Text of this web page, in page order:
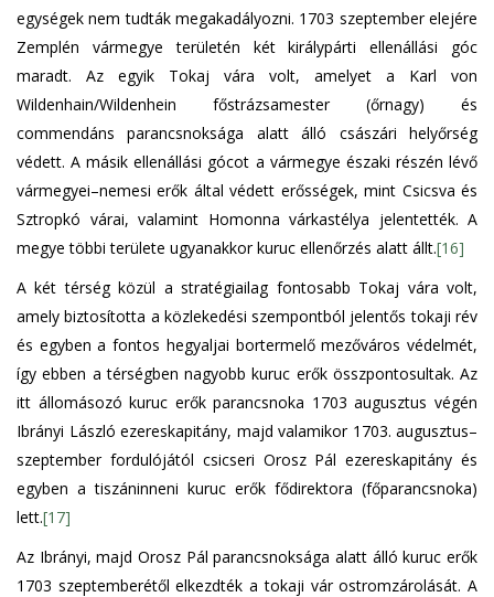
egységek nem tudták megakadályozni. 1703 szeptember elejére
Zemplén vármegye területén két királypárti ellenállási góc
maradt. Az egyik Tokaj vára volt, amelyet a Karl von
Wildenhain/Wildenhein főstrázsamester (őrnagy) és
commendáns parancsnoksága alatt álló császári helyőrség
védett. A másik ellenállási gócot a vármegye északi részén lévő
vármegyei–nemesi erők által védett erősségek, mint Csicsva és
Sztropkó várai, valamint Homonna várkastélya jelentették. A
megye többi területe ugyanakkor kuruc ellenőrzés alatt állt.[16]
A két térség közül a stratégiailag fontosabb Tokaj vára volt,
amely biztosította a közlekedési szempontból jelentős tokaji rév
és egyben a fontos hegyaljai bortermelő mezőváros védelmét,
így ebben a térségben nagyobb kuruc erők összpontosultak. Az
itt állomásozó kuruc erők parancsnoka 1703 augusztus végén
Ibrányi László ezereskapitány, majd valamikor 1703. augusztus–
szeptember fordulójától csicseri Orosz Pál ezereskapitány és
egyben a tiszáninneni kuruc erők fődirektora (főparancsnoka)
lett.[17]
Az Ibrányi, majd Orosz Pál parancsnoksága alatt álló kuruc erők
1703 szeptemberétől elkezdték a tokaji vár ostromzárolását. A